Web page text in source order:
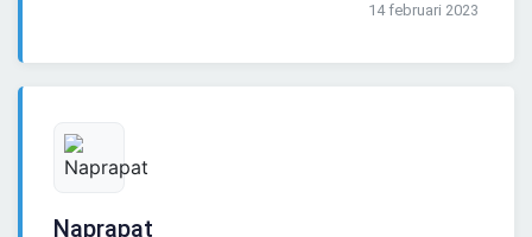
14 februari 2023
Naprapat